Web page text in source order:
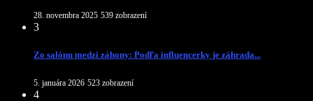
28. novembra 2025 539 zobrazení
3
Zo salónu medzi záhony: Podľa influencerky je záhrada...
5. januára 2026 523 zobrazení
4